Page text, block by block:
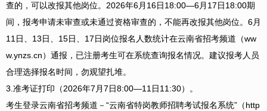
查的，可以改报其他岗位。2026年6月16日18:00—6月17日18:00期
间，报考申请未审查或未通过资格审查的，不能再改报其他岗位。6月
11日、13日、15日、17日岗位报名人数统计在云南省招考频道（ww
w.ynzs.cn）通报，已注册考生可在系统查询报名情况。建议报考人员
合理选择报名时间，勿观望扎堆。
3.准考证打印（2026年7月7日8:00—11日11:30）。
考生登录云南省招考频道－“云南省特岗教师招聘考试报名系统”（http